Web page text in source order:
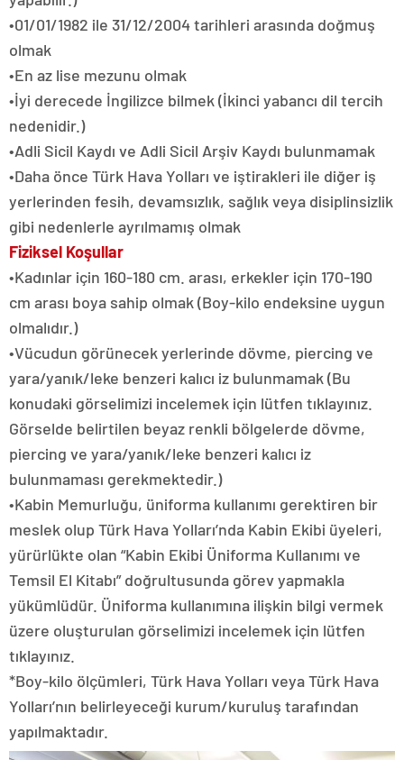
•01/01/1982 ile 31/12/2004 tarihleri arasında doğmuş
olmak
•En az lise mezunu olmak
•İyi derecede İngilizce bilmek (İkinci yabancı dil tercih
nedenidir.)
•Adli Sicil Kaydı ve Adli Sicil Arşiv Kaydı bulunmamak
•Daha önce Türk Hava Yolları ve iştirakleri ile diğer iş
yerlerinden fesih, devamsızlık, sağlık veya disiplinsizlik
gibi nedenlerle ayrılmamış olmak
Fiziksel Koşullar
•Kadınlar için 160-180 cm. arası, erkekler için 170-190
cm arası boya sahip olmak (Boy-kilo endeksine uygun
olmalıdır.)
•Vücudun görünecek yerlerinde dövme, piercing ve
yara/yanık/leke benzeri kalıcı iz bulunmamak (Bu
konudaki görselimizi incelemek için lütfen tıklayınız.
Görselde belirtilen beyaz renkli bölgelerde dövme,
piercing ve yara/yanık/leke benzeri kalıcı iz
bulunmaması gerekmektedir.)
•Kabin Memurluğu, üniforma kullanımı gerektiren bir
meslek olup Türk Hava Yolları’nda Kabin Ekibi üyeleri,
yürürlükte olan “Kabin Ekibi Üniforma Kullanımı ve
Temsil El Kitabı” doğrultusunda görev yapmakla
yükümlüdür. Üniforma kullanımına ilişkin bilgi vermek
üzere oluşturulan görselimizi incelemek için lütfen
tıklayınız.
*Boy-kilo ölçümleri, Türk Hava Yolları veya Türk Hava
Yolları’nın belirleyeceği kurum/kuruluş tarafından
yapılmaktadır.